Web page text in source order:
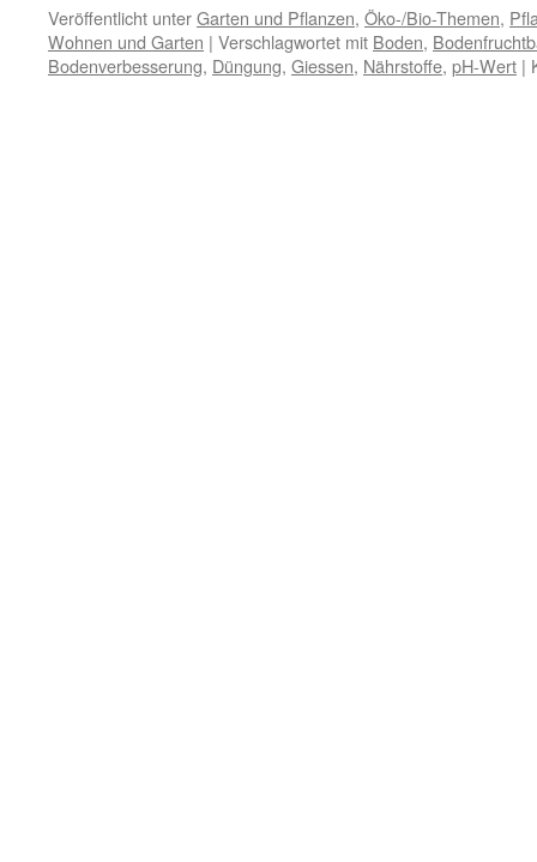
Veröffentlicht unterGarten und Pflanzen, Öko-/Bio-Themen,
Wohnen und Garten | Verschlagwortet mit Boden,
Bodenverbesserung, Düngung, Giessen, Nährstoffe, pH-Wert |